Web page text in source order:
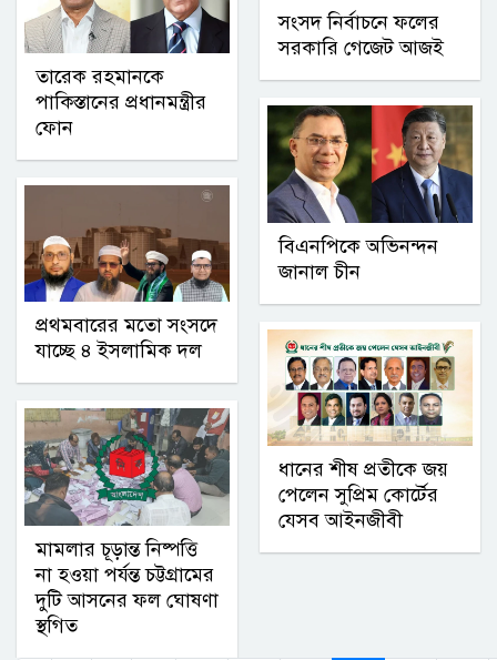
তারেক রহমানকে
পাকিস্তানের প্রধানমন্ত্রীর
ফোন
প্রথমবারের মতো সংসদে
যাচ্ছে ৪ ইসলামিক দল
মামলার চূড়ান্ত নিষ্পত্তি
না হওয়া পর্যন্ত চট্টগ্রামের
দুটি আসনের ফল ঘোষণা
স্থগিত
সংসদ নির্বাচনে ফলের
সরকারি গেজেট আজই
বিএনপিকে অভিনন্দন
জানাল চীন
ধানের শীষ প্রতীকে জয়
পেলেন সুপ্রিম কোর্টের
যেসব আইনজীবী